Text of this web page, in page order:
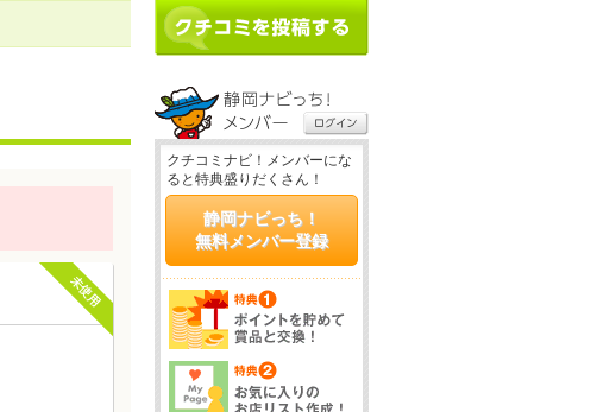
未使用
クチコミナビ！メンバーにな
ると特典盛りだくさん！
静岡ナビっち！
無料メンバー登録